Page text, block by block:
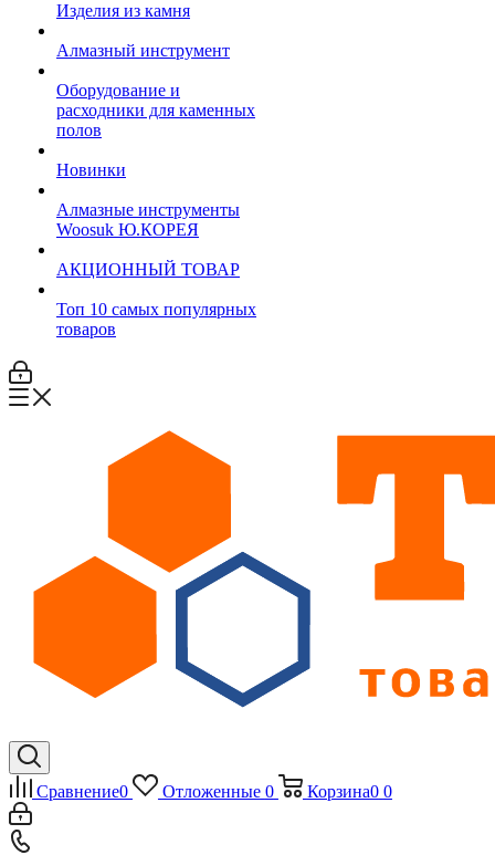
Изделия из камня
Алмазный инструмент
Оборудование и
расходники для каменных
полов
Новинки
Алмазные инструменты
Woosuk Ю.КОРЕЯ
АКЦИОННЫЙ ТОВАР
Топ 10 самых популярных
товаров
Сравнение0 Отложенные 0 Корзина0 0